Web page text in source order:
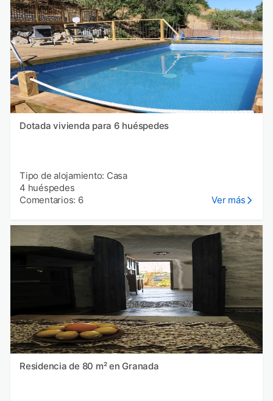
Dotada vivienda para 6 huéspedes
Tipo de alojamiento: Casa
4 huéspedes
Comentarios: 6
Ver más
Residencia de 80 m² en Granada